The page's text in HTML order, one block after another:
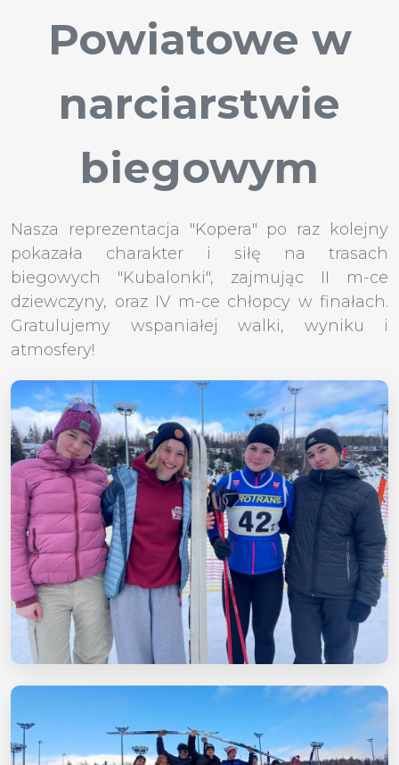
Powiatowe w
narciarstwie
biegowym
Nasza reprezentacja "Kopera" po raz kolejny
pokazała charakter i siłę na trasach
biegowych "Kubalonki", zajmując II m-ce
dziewczyny, oraz IV m-ce chłopcy w finałach.
Gratulujemy wspaniałej walki, wyniku i
atmosfery!